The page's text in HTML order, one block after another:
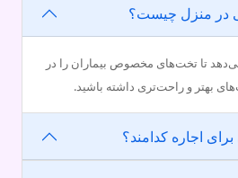
در منزل چیست؟
تا تخت‌های مخصوص بیماران را در
بهتر و راحت‌تری داشته باشید.
اجاره کدامند؟